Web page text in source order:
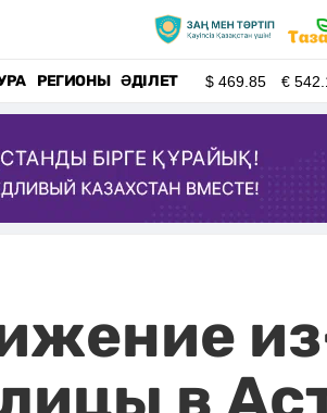
РЕГИОНЫ ӘДІЛЕТ $469.85 €